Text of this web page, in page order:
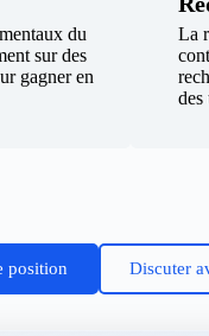
du
sur des
gagner en
La
des
position Discuter